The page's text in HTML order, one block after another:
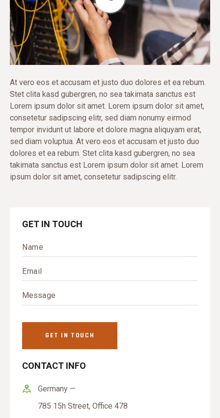
At vero eos et accusam et justo duo dolores et ea rebum.
Stet clita kasd gubergren, no sea takimata sanctus est
Lorem ipsum dolor sit amet. Lorem ipsum dolor sit amet,
consetetur sadipscing elitr, sed diam nonumy eirmod
tempor invidunt ut labore et dolore magna aliquyam erat,
sed diam voluptua. At vero eos et accusam et justo duo
dolores et ea rebum. Stet clita kasd gubergren, no sea
takimata sanctus est Lorem ipsum dolor sit amet. Lorem
ipsum dolor sit amet, consetetur sadipscing elitr.
GET IN TOUCH
CONTACT INFO
Germany —
785 15h Street, Office 478